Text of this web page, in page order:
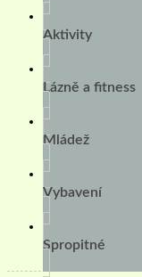
Aktivity
Lázně a fitness
Mládež
Vybavení
Spropitné